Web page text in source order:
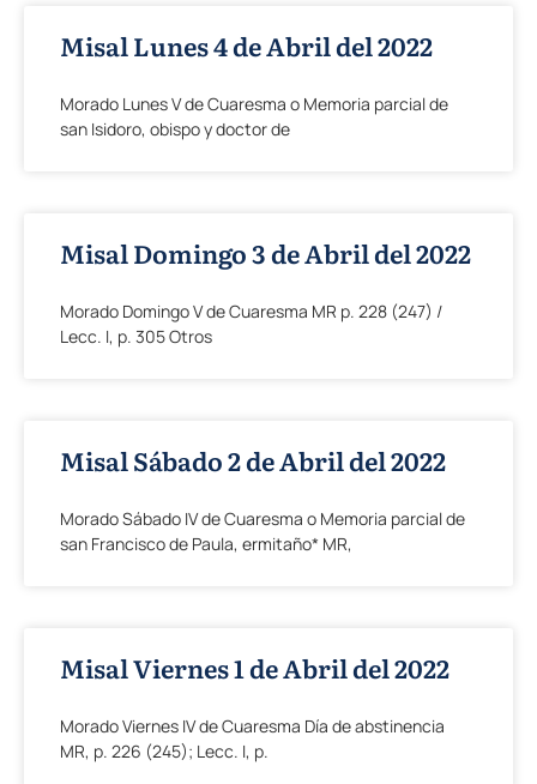
Misal Lunes 4 de Abril del 2022
Morado Lunes V de Cuaresma o Memoria parcial de
san Isidoro, obispo y doctor de
Misal Domingo 3 de Abril del 2022
Morado Domingo V de Cuaresma MR p. 228 (247) /
Lecc. I, p. 305 Otros
Misal Sábado 2 de Abril del 2022
Morado Sábado IV de Cuaresma o Memoria parcial de
san Francisco de Paula, ermitaño* MR,
Misal Viernes 1 de Abril del 2022
Morado Viernes IV de Cuaresma Día de abstinencia
MR, p. 226 (245); Lecc. I, p.